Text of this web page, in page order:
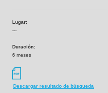
Lugar:
---
Duración:
6 meses
Descargar resultado de búsqueda